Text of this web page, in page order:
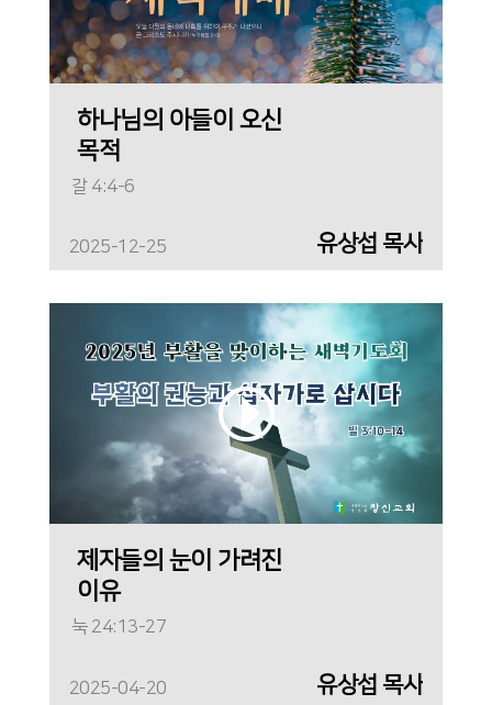
하나님의 아들이 오신
목적
갈 4:4-6
2025-12-25 유상섭 목사
제자들의 눈이 가려진
이유
눅 24:13-27
2025-04-20 유상섭 목사